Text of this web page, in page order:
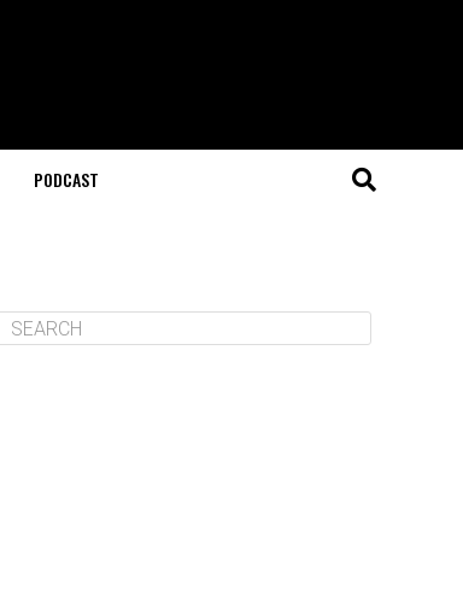
PODCAST